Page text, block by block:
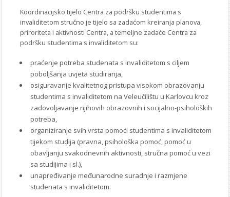
Koordinacijsko tijelo Centra za podršku studentima s
invaliditetom stručno je tijelo sa zadaćom kreiranja planova,
priroriteta i aktivnosti Centra, a temeljne zadaće Centra za
podršku studentima s invaliditetom su:
praćenje potreba studenata s invaliditetom s ciljem
poboljšanja uvjeta studiranja,
osiguravanje kvalitetnog pristupa visokom obrazovanju
studentima s invaliditetom na Veleučilištu u Karlovcu kroz
zadovoljavanje njihovih obrazovnih i socijalno-psiholoških
potreba,
organiziranje svih vrsta pomoći studentima s invaliditetom
tijekom studija (pravna, psihološka pomoć, pomoć u
obavljanju svakodnevnih aktivnosti, stručna pomoć u vezi
sa studijima i sl.),
unapređivanje međunarodne suradnje i razmjene
studenata s invaliditetom.